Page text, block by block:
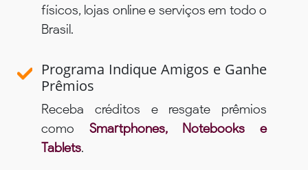
físicos, lojas online e serviços em todo o
Brasil.
Programa Indique Amigos e Ganhe
Prêmios
Receba créditos e resgate prêmios
como Smartphones, Notebooks e
Tablets.